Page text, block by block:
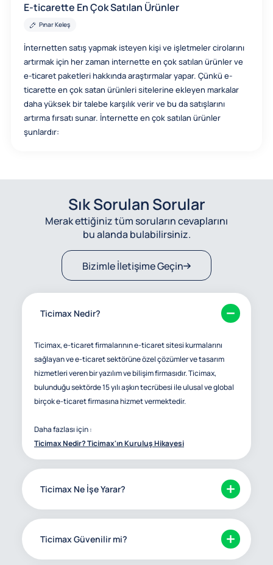
E-ticarette En Çok Satılan Ürünler
Pınar Keleş
İnternetten satış yapmak isteyen kişi ve işletmeler cirolarını
artırmak için her zaman internette en çok satılan ürünler ve
e-ticaret paketleri hakkında araştırmalar yapar. Çünkü e-
ticarette en çok satan ürünleri sitelerine ekleyen markalar
daha yüksek bir talebe karşılık verir ve bu da satışlarını
artırma fırsatı sunar. İnternette en çok satılan ürünler
şunlardır:
Sık Sorulan Sorular
Merak ettiğiniz tüm soruların cevaplarını
bu alanda bulabilirsiniz.
Bizimle İletişime Geçin
Ticimax Nedir?
Ticimax, e-ticaret firmalarının e-ticaret sitesi kurmalarını
sağlayan ve e-ticaret sektörüne özel çözümler ve tasarım
hizmetleri veren bir yazılım ve bilişim firmasıdır. Ticimax,
bulunduğu sektörde 15 yılı aşkın tecrübesi ile ulusal ve global
birçok e-ticaret firmasına hizmet vermektedir.
Daha fazlası için :
Ticimax Nedir? Ticimax'ın Kuruluş Hikayesi
Ticimax Ne İşe Yarar?
Ticimax Güvenilir mi?